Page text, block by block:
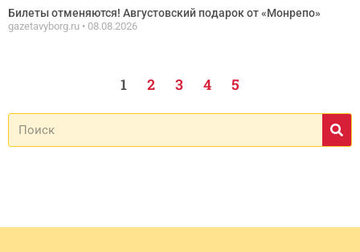
Билеты отменяются! Августовский подарок от «Монрепо»
gazetavyborg.ru 08.08.2026
1 2 3 4 5